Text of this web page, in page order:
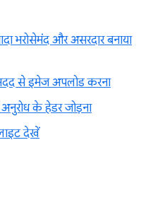
भरोसेमंद और असरदार बनाया
से इमेज अपलोड करना
के हेडर जोड़ना
देखें